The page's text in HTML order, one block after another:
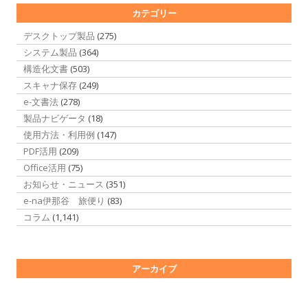
カテゴリー
デスクトップ製品 (275)
システム製品 (364)
構造化文書 (503)
スキャナ保存 (249)
e-文書法 (278)
製品ナビゲータ (18)
使用方法・利用例 (147)
PDF活用 (209)
Office活用 (75)
お知らせ・ニュース (351)
e-na伊那谷 旅便り (83)
コラム (1,141)
アーカイブ